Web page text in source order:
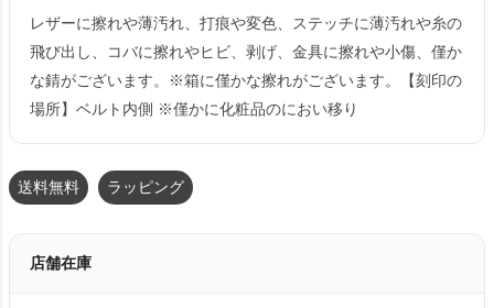
レザーに擦れや薄汚れ、打痕や変色、ステッチに薄汚れや糸の
飛び出し、コバに擦れやヒビ、剥げ、金具に擦れや小傷、僅か
な錆がございます。※箱に僅かな擦れがございます。【刻印の
場所】ベルト内側 ※僅かに化粧品のにおい移り
送料無料 ラッピング
店舗在庫